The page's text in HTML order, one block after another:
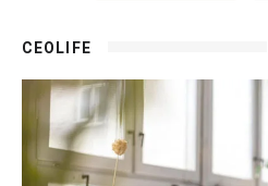
CEOLIFE